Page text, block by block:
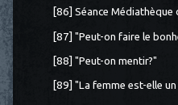
[86] Séance
[87] "Peut-on faire le
[88] "Peut-on mentir?"
[89] "La femme est-elle